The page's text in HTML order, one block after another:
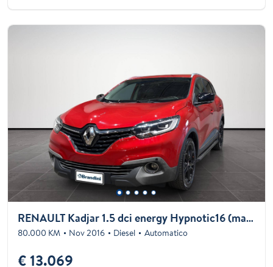
RENAULT Kadjar 1.5 dci energy Hypnotic16 (magnetik) 110cv edc
80.000 KM Nov 2016 Diesel Automatico
€ 13.069